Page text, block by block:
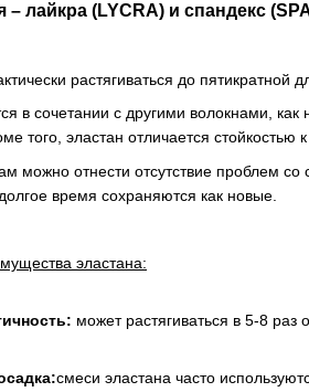
– лайкра (LYCRA) и спандекс
растягиваться до
в сочетании с другими волокнами,
того, эластан отличается стойкостью
можно отнести отсутствие проблем со
время сохраняются как новые.
эластана:
может растягиваться в 5-8
смеси эластана часто